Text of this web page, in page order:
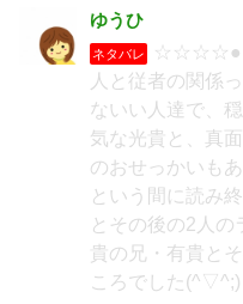
ゆうひ
ネタバレ
☆☆☆☆●
人と従者の関係
ないい人達で、
気な光貴と、真
のおせっかいも
という間に読み
とその後の2人の
貴の兄・有貴と
ころでした(^▽^;)